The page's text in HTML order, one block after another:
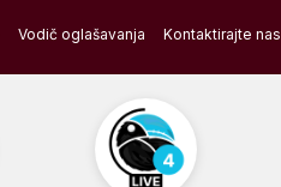
Vodič oglašavanja Kontaktirajte nas